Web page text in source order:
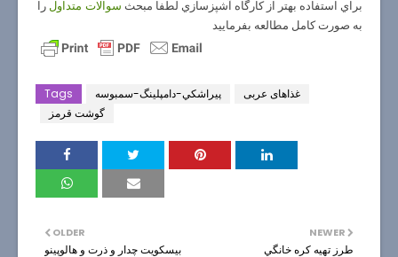
براي استفاده بهتر از كارگاه آشپزسازي لطفا مبحث سوالات متداول را
به صورت كامل مطالعه بفرماييد
Tags پيراشكي-دامپلينگ-سمبوسه
غذاهای عربی
گوشت قرمز
NEWER
طرز تهيه كره خانگي
OLDER
بيسكويت چدار و ذرت و هالوپينو